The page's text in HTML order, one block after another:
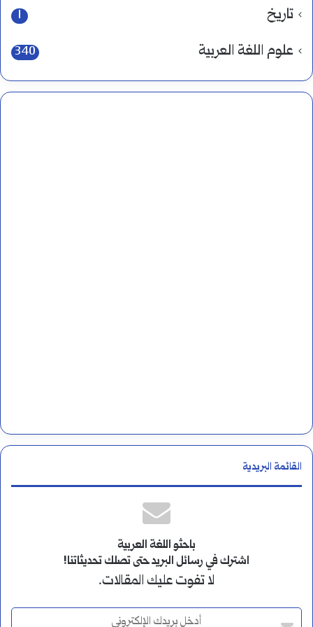
تاريخ 1
علوم اللغة العربية 340
القائمة البريدية
باحثو اللغة العربية
اشترك في رسائل البريد حتى تصلك تحديثاتنا!
لا تفوت عليك المقالات.